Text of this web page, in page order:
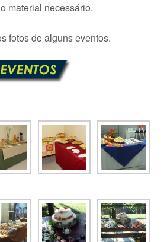
material necessário.
fotos de alguns eventos.